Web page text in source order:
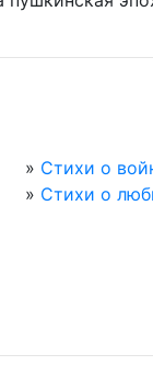
» Стихи о
» Стихи о